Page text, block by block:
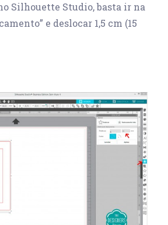
Silhouette Studio, basta ir na
e deslocar 1,5 cm (15